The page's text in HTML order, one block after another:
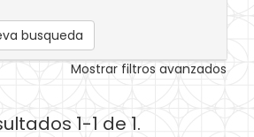
busqueda
Mostrar filtros avanzados
1-1 de 1.